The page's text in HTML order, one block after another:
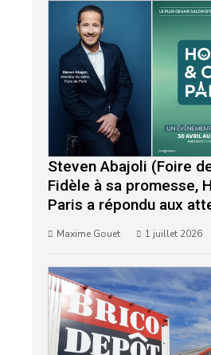
Steven Abajoli (Foire
Fidèle à sa promesse,
Paris a répondu aux
Maxime Gouet 1 juillet 2026